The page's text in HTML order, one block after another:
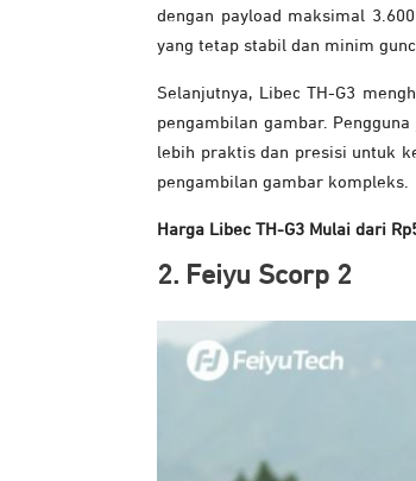
dengan payload maksimal
yang tetap stabil dan minim
Selanjutnya, Libec TH-G3
pengambilan gambar.
lebih praktis dan presisi untuk
pengambilan gambar kompleks.
Harga Libec TH-G3 Mulai dari
2. Feiyu Scorp 2